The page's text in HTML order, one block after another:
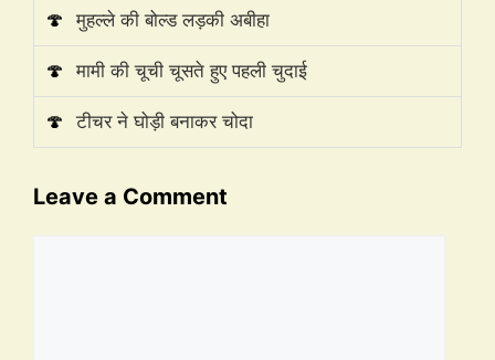
🍄 मुहल्ले की बोल्ड लड़की अबीहा
🍄 मामी की चूची चूसते हुए पहली चुदाई
🍄 टीचर ने घोड़ी बनाकर चोदा
Leave a Comment